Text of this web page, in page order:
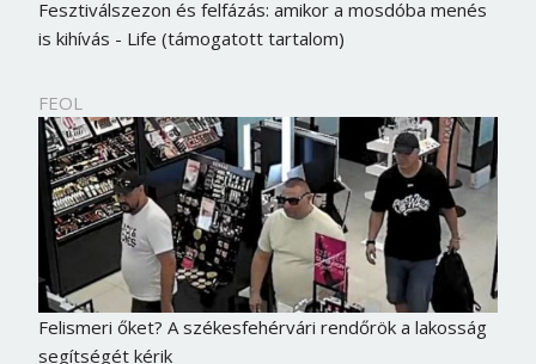
Fesztiválszezon és felfázás: amikor a mosdóba menés
is kihívás - Life (támogatott tartalom)
FEOL
Felismeri őket? A székesfehérvári rendőrök a lakosság
segítségét kérik